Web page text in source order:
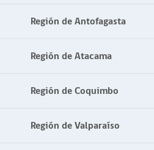
Región de Antofagasta
Región de Atacama
Región de Coquimbo
Región de Valparaíso